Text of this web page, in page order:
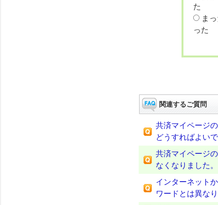
た
ま
った
関連するご質問
共済マイページ
どうすればよい
共済マイページ
なくなりました。
インターネット
ワードとは異な